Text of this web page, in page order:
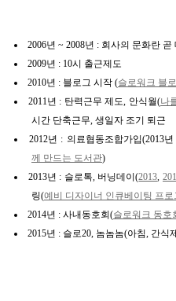
2006년 ~ 2008년 : 회사의 문화란 곧
2009년 : 10시 출근제도
2010년 : 블로그 시작 (슬로워크 블
2011년 : 탄력근무 제도, 안식월(나
시간 단축근무, 생일자 조기 퇴근
2012년 : 의료협동조합가입(2013
께 만드는 도서관)
2013년 : 슬로톡, 버닝데이(2013,
링(예비 디자이너 인큐베이팅 프로
2014년 : 사내동호회(슬로워크 동호
2015년 : 슬로20, 놈놈놈(아침, 간식